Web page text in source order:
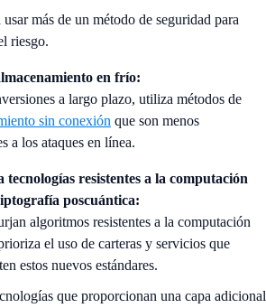
más de un método de seguridad para
riesgo.
en frío:
a largo plazo, utiliza métodos de
sin conexión que son menos
a los ataques en línea.
tecnologías resistentes a la computación
poscuántica:
algoritmos resistentes a la computación
el uso de carteras y servicios que
estos nuevos estándares.
que proporcionan una capa adicional